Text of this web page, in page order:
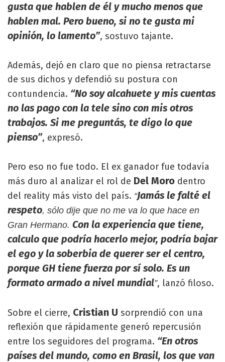
gusta que hablen de él y mucho menos que
hablen mal. Pero bueno, si no te gusta mi
opinión, lo lamento”, sostuvo tajante.
Además, dejó en claro que no piensa retractarse
de sus dichos y defendió su postura con
contundencia. “No soy alcahuete y mis cuentas
no las pago con la tele sino con mis otros
trabajos. Si me preguntás, te digo lo que
pienso”, expresó.
Pero eso no fue todo. El ex ganador fue todavía
más duro al analizar el rol de Del Moro dentro
del reality más visto del país. “Jamás le falté el
respeto, sólo dije que no me va lo que hace en
Gran Hermano. Con la experiencia que tiene,
calculo que podría hacerlo mejor, podría bajar
el ego y la soberbia de querer ser el centro,
porque GH tiene fuerza por sí solo. Es un
formato armado a nivel mundial”, lanzó filoso.
Sobre el cierre, Cristian U sorprendió con una
reflexión que rápidamente generó repercusión
entre los seguidores del programa. “En otros
países del mundo, como en Brasil, los que van